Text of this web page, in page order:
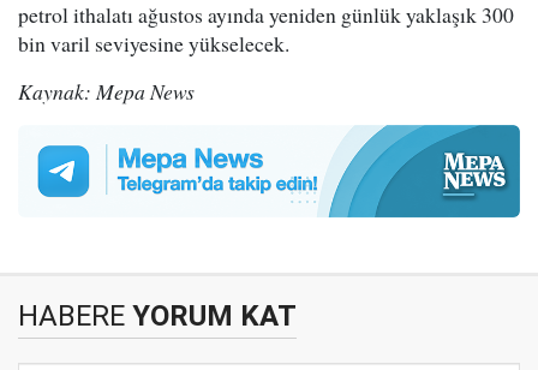
petrol ithalatı ağustos ayında yeniden günlük yaklaşık 300
bin varil seviyesine yükselecek.
Kaynak: Mepa News
HABERE YORUM KAT